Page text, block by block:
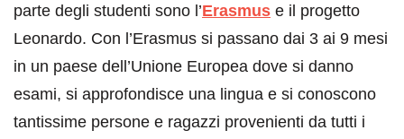
parte degli studenti sono l’Erasmus e il progetto
Leonardo. Con l’Erasmus si passano dai 3 ai 9 mesi
in un paese dell’Unione Europea dove si danno
esami, si approfondisce una lingua e si conoscono
tantissime persone e ragazzi provenienti da tutti i